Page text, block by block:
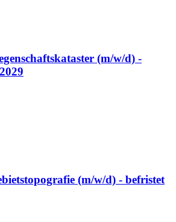
(m/w/d) -
(m/w/d) - befristet